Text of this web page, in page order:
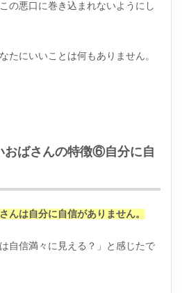
の悪口に巻き込まれないようにし
たにいいことは何もありません。
おばさんの特徴⑥自分に自
んは自分に自信がありません。
自信満々に見える？」と感じたで